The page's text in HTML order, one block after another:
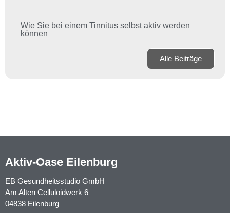
Wie Sie bei einem Tinnitus selbst aktiv werden
können
Alle Beiträge
Aktiv-Oase Eilenburg
EB Gesundheitsstudio GmbH
Am Alten Celluloidwerk 6
04838 Eilenburg